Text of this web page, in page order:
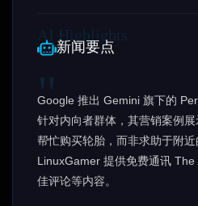
新闻要点
Google 推出 Gemini 旗下的
针对内向者群体，其营销案例
帮忙购买轮胎，而非求助于附近
LinuxGamer 提供免费通讯
佳评论等内容。